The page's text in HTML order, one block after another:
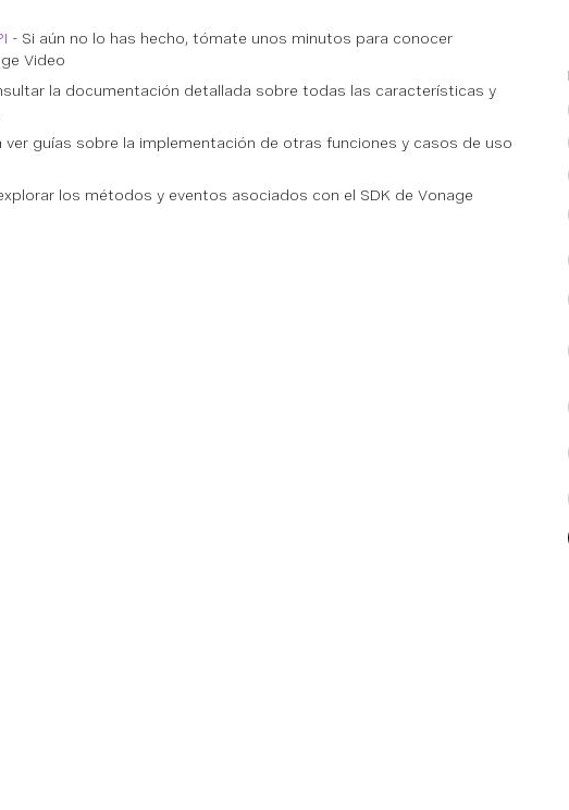
- Si aún no lo has hecho, tómate unos minutos para conocer
Video
la documentación detallada sobre todas las características y
guías sobre la implementación de otras funciones y casos de uso
los métodos y eventos asociados con el SDK de Vonage